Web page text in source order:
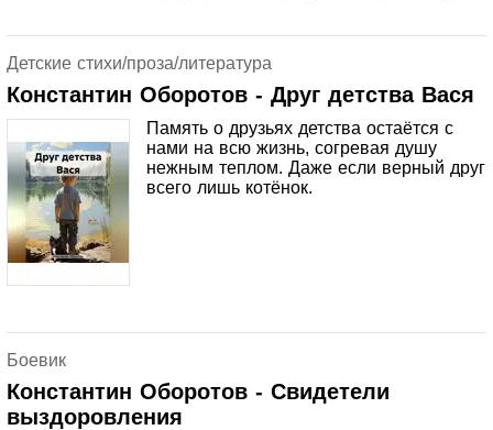
Детские стихи/проза/литература
Константин Оборотов - Друг детства Вася
Память о друзьях детства остаётся с
нами на всю жизнь, согревая душу
нежным теплом. Даже если верный друг
всего лишь котёнок.
Боевик
Константин Оборотов - Свидетели
выздоровления